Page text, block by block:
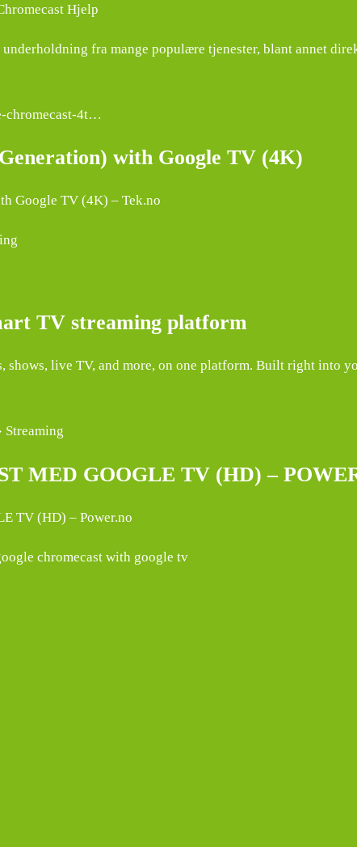
Hjelp
fra mange populære tjenester, blant annet
chromecast-4t…
with Google TV (4K)
Google TV (4K) – Tek.no
TV streaming platform
shows, live TV, and more, on one platform. Built right into
Streaming
MED GOOGLE TV (HD) –
TV (HD) – Power.no
chromecast with google tv